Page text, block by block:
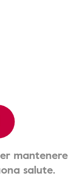
mantenere
salute.